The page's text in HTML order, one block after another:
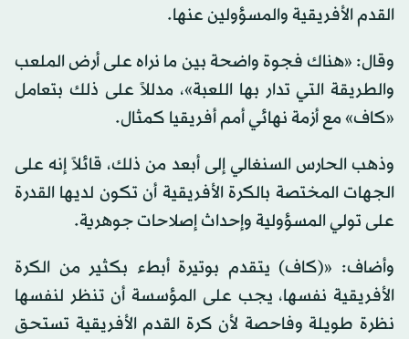
القدم الأفريقية والمسؤولين عنها.
وقال: «هناك فجوة واضحة بين ما نراه على أرض الملعب
والطريقة التي تدار بها اللعبة»، مدللاً على ذلك بتعامل
«كاف» مع أزمة نهائي أمم أفريقيا كمثال.
وذهب الحارس السنغالي إلى أبعد من ذلك، قائلاً إنه على
الجهات المختصة بالكرة الأفريقية أن تكون لديها القدرة
على تولي المسؤولية وإحداث إصلاحات جوهرية.
وأضاف: «(كاف) يتقدم بوتيرة أبطء بكثير من الكرة
الأفريقية نفسها، يجب على المؤسسة أن تنظر لنفسها
نظرة طويلة وفاحصة لأن كرة القدم الأفريقية تستحق